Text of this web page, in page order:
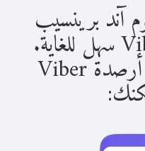
آند برينسيب
بمجرد حصولك على أرصدة Viber